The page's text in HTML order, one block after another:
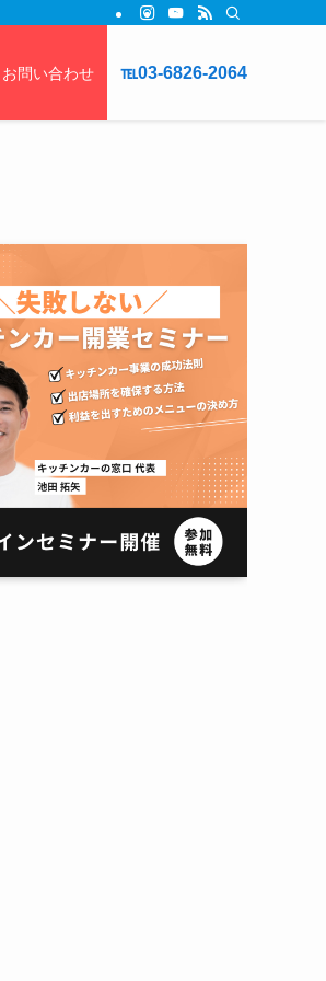
お問い合わせ ℡03-6826-2064